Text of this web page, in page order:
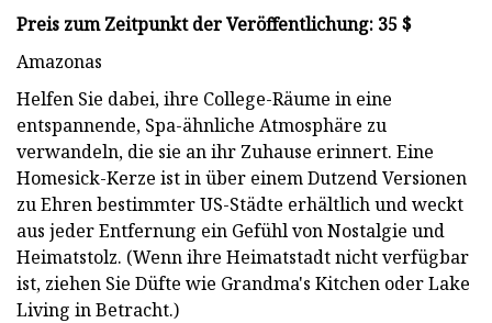
Preis zum Zeitpunkt der Veröffentlichung: 35 $
Amazonas
Helfen Sie dabei, ihre College-Räume in eine
entspannende, Spa-ähnliche Atmosphäre zu
verwandeln, die sie an ihr Zuhause erinnert. Eine
Homesick-Kerze ist in über einem Dutzend Versionen
zu Ehren bestimmter US-Städte erhältlich und weckt
aus jeder Entfernung ein Gefühl von Nostalgie und
Heimatstolz. (Wenn ihre Heimatstadt nicht verfügbar
ist, ziehen Sie Düfte wie Grandma's Kitchen oder Lake
Living in Betracht.)